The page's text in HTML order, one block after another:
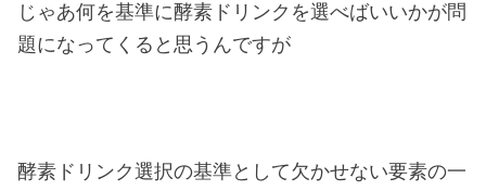
じゃあ何を基準に酵素ドリンクを選べばいいかが問
題になってくると思うんですが
酵素ドリンク選択の基準として欠かせない要素の一